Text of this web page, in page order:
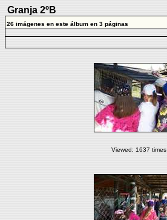
Granja 2ºB
26 imágenes en este álbum en 3 páginas
Viewed: 1637 times.